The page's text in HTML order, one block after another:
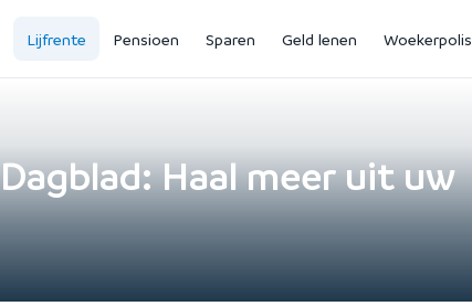
Lijfrente Pensioen Sparen Geld lenen Woekerpolis
Haal meer uit uw